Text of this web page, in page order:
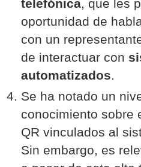
telefónica, que les
oportunidad de
con un
de interactuar con
automatizados.
Se ha notado un
conocimiento sobre
QR vinculados al
Sin embargo, es